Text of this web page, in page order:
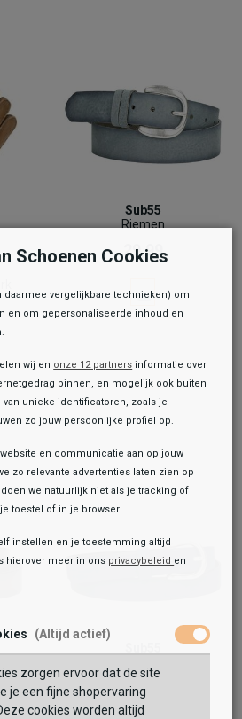
je winkeltas!
Sub55
Riemen
29,99
17,99
Schoenen Cookies
vergelijkbare technieken) om
en om gepersonaliseerde inhoud en
wij en onze 12 partners informatie over
binnen, en mogelijk ook buiten
unieke identificatoren, zoals je
zo jouw persoonlijke profiel op.
en communicatie aan op jouw
zo relevante advertenties laten zien op
doen we natuurlijk niet als je tracking of
toestel of in je browser.
instellen en je toestemming altijd
hierover meer in ons privacybeleid en
(Altijd actief)
zorgen ervoor dat de site
je een fijne shopervaring
cookies worden altijd